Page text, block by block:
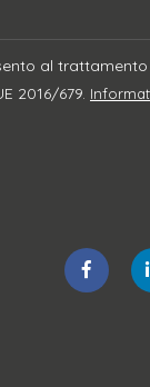
al
2016/679.